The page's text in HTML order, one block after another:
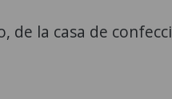
de la casa de